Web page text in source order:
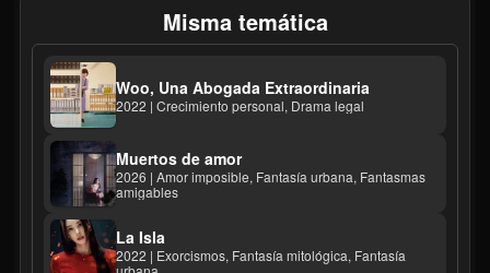
Misma temática
Woo, Una Abogada Extraordinaria
2022 | Crecimiento personal, Drama legal
Muertos de amor
2026 | Amor imposible, Fantasía urbana, Fantasmas
amigables
La Isla
2022 | Exorcismos, Fantasía mitológica, Fantasía